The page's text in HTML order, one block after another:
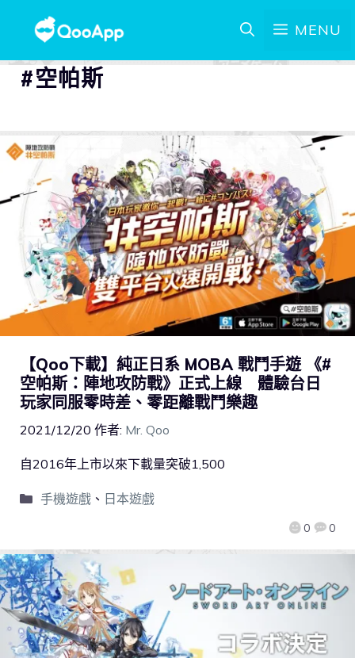
MENU
#空帕斯
【Qoo下載】純正日系 MOBA 戰鬥手遊 《#
空帕斯：陣地攻防戰》正式上線 體驗台日
玩家同服零時差、零距離戰鬥樂趣
2021/12/20 作者: Mr. Qoo
0 0
自2016年上市以來下載量突破1,500
手機遊戲、 日本遊戲